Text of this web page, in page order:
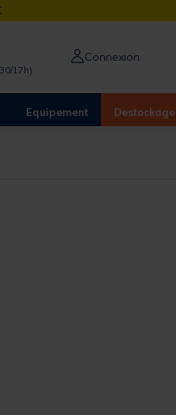
17h)
Connexion
Equipement Destockage